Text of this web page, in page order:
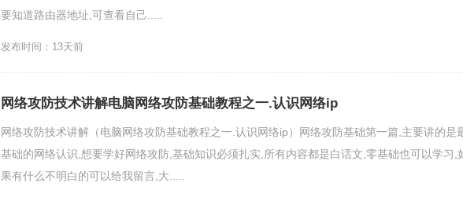
要知道路由器地址,可查看自己.....
发布时间：13天前
网络攻防技术讲解电脑网络攻防基础教程之一.认识网络ip
网络攻防技术讲解（电脑网络攻防基础教程之一.认识网络ip）网络攻防基础第一篇,主要讲的是
基础的网络认识,想要学好网络攻防,基础知识必须扎实,所有内容都是白话文,零基础也可以学习,
果有什么不明白的可以给我留言,大.....